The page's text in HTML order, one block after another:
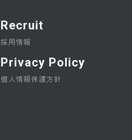
Recruit
採用情報
Privacy Policy
個人情報保護方針